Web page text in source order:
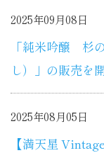
2025年09月08日
「純米吟醸 杉
し）」の販売を
2025年08月05日
【満天星